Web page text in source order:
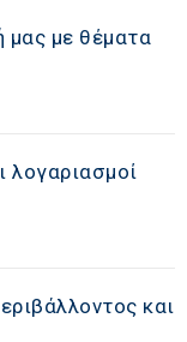
μας με θέματα
λογαριασμοί
και